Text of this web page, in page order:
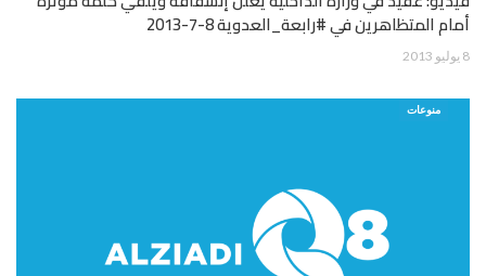
أمام المتظاهرين في #رابعة_العدوية 8-7-2013
8 يوليو 2013
منوعات